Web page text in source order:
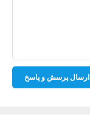
ارسال پرسش و پاسخ